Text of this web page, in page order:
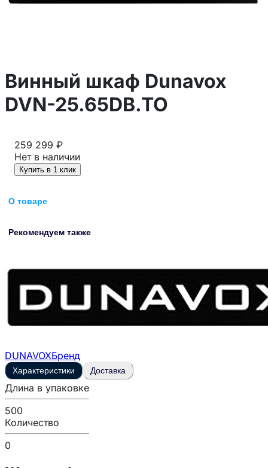
Винный шкаф Dunavox
DVN-25.65DB.TO
259 299 ₽
Нет в наличии
Купить в 1 клик
О товаре
Рекомендуем также
DUNAVOXБренд
Характеристики Доставка
Длина в упаковке
500
Количество
0